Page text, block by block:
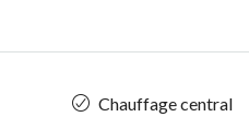
Chauffage central